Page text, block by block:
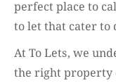
perfect place to
to let that cater to
At To Lets, we
the right property